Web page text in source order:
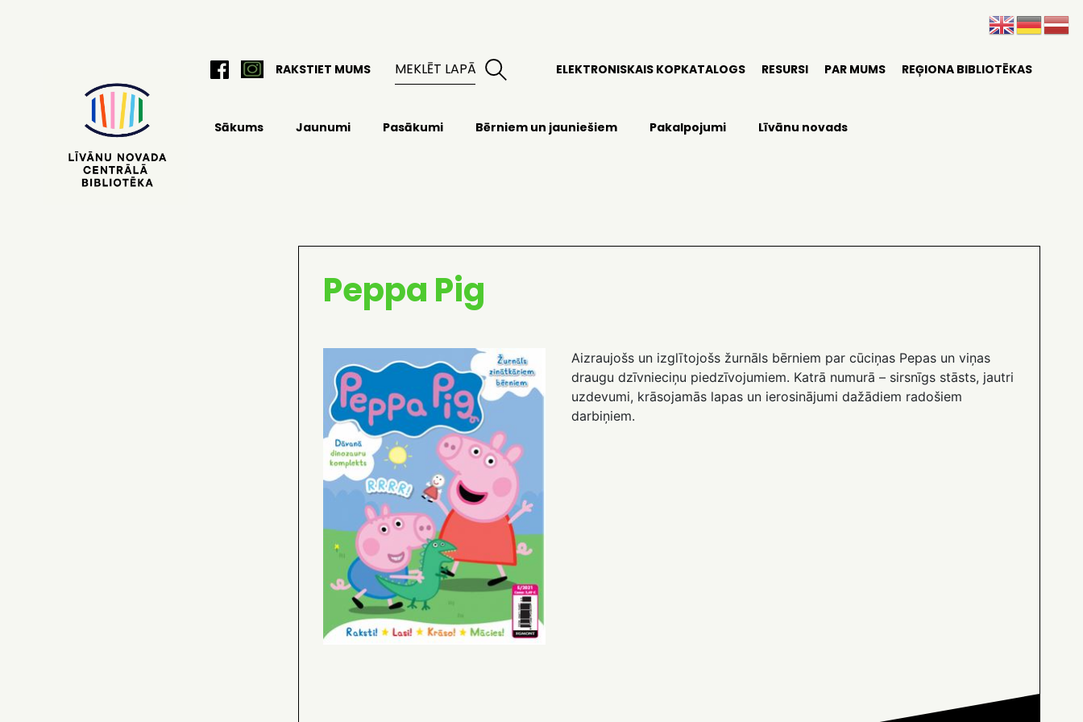
RAKSTIET MUMS ELEKTRONISKAIS KOPKATALOGS RESURSI PAR MUMS REĢIONA BIBLIOTĒKAS
Sākums Jaunumi Pasākumi Bērniem un jauniešiem Pakalpojumi Līvānu novads
Peppa Pig
Aizraujošs un izglītojošs žurnāls bērniem par cūciņas Pepas un viņas
draugu dzīvnieciņu piedzīvojumiem. Katrā numurā – sirsnīgs stāsts, jautri
uzdevumi, krāsojamās lapas un ierosinājumi dažādiem radošiem
darbiņiem.